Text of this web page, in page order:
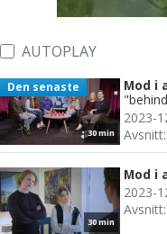
AUTOPLAY
30 min
Den senaste Mod i
2023-
30 min
Mod i
2023-